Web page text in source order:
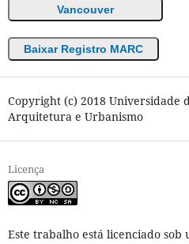
Vancouver
Baixar Registro MARC
Copyright (c) 2018 Universidade
Arquitetura e Urbanismo
Licença
Este trabalho está licenciado sob